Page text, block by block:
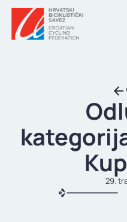
REZULTATI
TIJELA HBS-A
29.